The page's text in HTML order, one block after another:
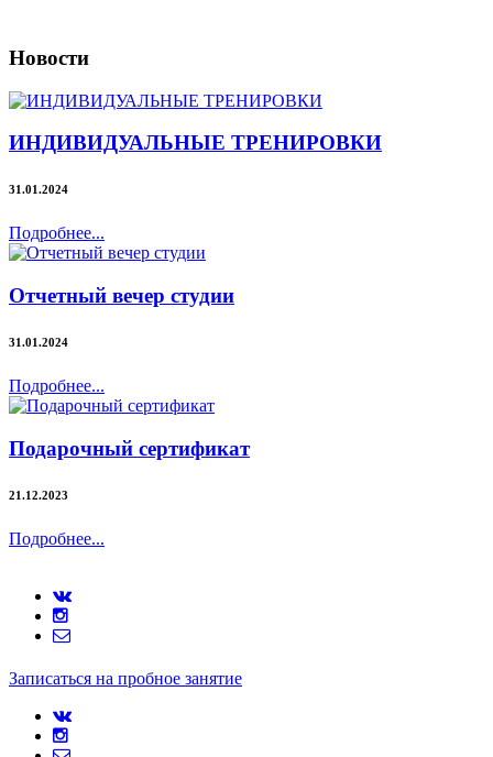
Новости
ИНДИВИДУАЛЬНЫЕ ТРЕНИРОВКИ
31.01.2024
Подробнее...
Отчетный вечер студии
31.01.2024
Подробнее...
Подарочный сертификат
21.12.2023
Подробнее...
Записаться на пробное занятие